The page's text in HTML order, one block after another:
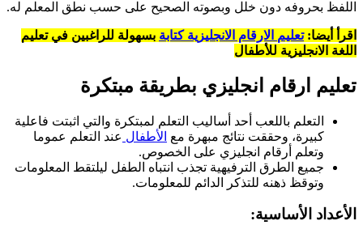
اللفظ بحروفه دون خلل وبصوته الصحيح على حسب نطق المعلم له.
اقرأ أيضا:تعليم الارقام الانجليزية كتابة بسهولة للراغبين في تعليم
اللغة الانجليزية للأطفال
تعليم ارقام انجليزي بطريقة مبتكرة
التعلم باللعب أحد أساليب التعلم لمبتكرة والتي اثبتت فاعلية
كبيرة، وحققت نتائج مبهرة مع الأطفال عند التعلم عموما
وتعلم أرقام انجليزي على الخصوص.
جميع الطرق الترفيهية تجذب انتباه الطفل ليلتقط المعلومات
وتوقظ ذهنه للتذكر الدائم للمعلومات.
الأعداد الأساسية: